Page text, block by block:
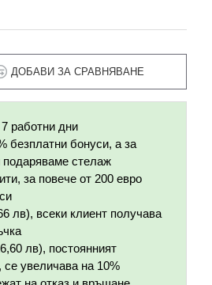
ДОБАВИ ЗА СРАВНЯВАНЕ
работни дни
безплатни бонуси, а за
подаряваме стелаж
за повече от 200 евро
лв), всеки клиент получава
лв), постоянният
увеличава на 10%